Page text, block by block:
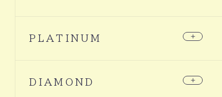
年会費
なし
PLATINUM
年会費
なし
DIAMOND